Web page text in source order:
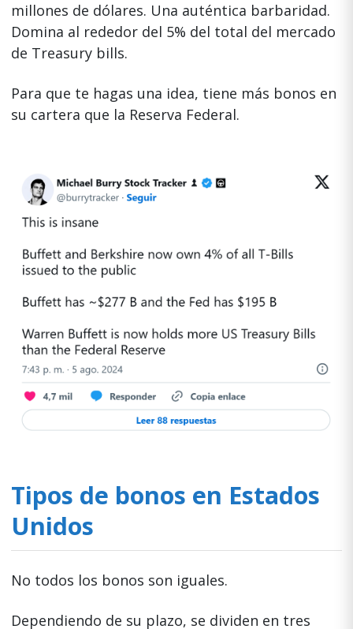
millones de dólares. Una auténtica barbaridad.
Domina al rededor del 5% del total del mercado
de Treasury bills.
Para que te hagas una idea, tiene más bonos en
su cartera que la Reserva Federal.
Tipos de bonos en Estados
Unidos
No todos los bonos son iguales.
Dependiendo de su plazo, se dividen en tres